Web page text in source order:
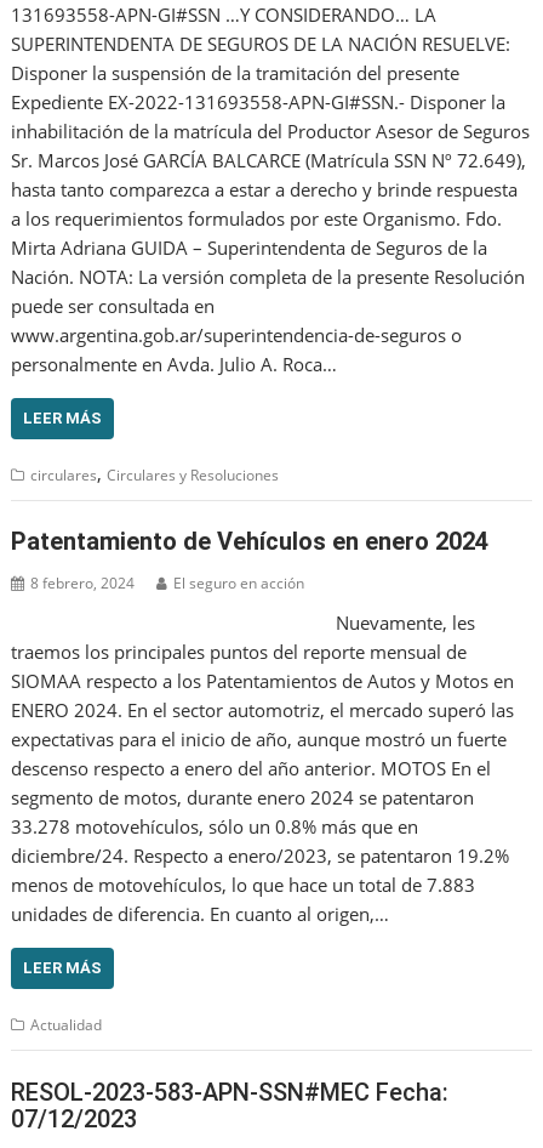
131693558-APN-GI#SSN …Y CONSIDERANDO… LA
SUPERINTENDENTA DE SEGUROS DE LA NACIÓN RESUELVE:
Disponer la suspensión de la tramitación del presente
Expediente EX-2022-131693558-APN-GI#SSN.- Disponer la
inhabilitación de la matrícula del Productor Asesor de Seguros
Sr. Marcos José GARCÍA BALCARCE (Matrícula SSN Nº 72.649),
hasta tanto comparezca a estar a derecho y brinde respuesta
a los requerimientos formulados por este Organismo. Fdo.
Mirta Adriana GUIDA – Superintendenta de Seguros de la
Nación. NOTA: La versión completa de la presente Resolución
puede ser consultada en
www.argentina.gob.ar/superintendencia-de-seguros o
personalmente en Avda. Julio A. Roca…
LEER MÁS
circulares,Circulares y Resoluciones
Patentamiento de Vehículos en enero 2024
8 febrero, 2024 El seguro en acción
Nuevamente, les
traemos los principales puntos del reporte mensual de
SIOMAA respecto a los Patentamientos de Autos y Motos en
ENERO 2024. En el sector automotriz, el mercado superó las
expectativas para el inicio de año, aunque mostró un fuerte
descenso respecto a enero del año anterior. MOTOS En el
segmento de motos, durante enero 2024 se patentaron
33.278 motovehículos, sólo un 0.8% más que en
diciembre/24. Respecto a enero/2023, se patentaron 19.2%
menos de motovehículos, lo que hace un total de 7.883
unidades de diferencia. En cuanto al origen,…
LEER MÁS
Actualidad
RESOL-2023-583-APN-SSN#MEC Fecha:
07/12/2023